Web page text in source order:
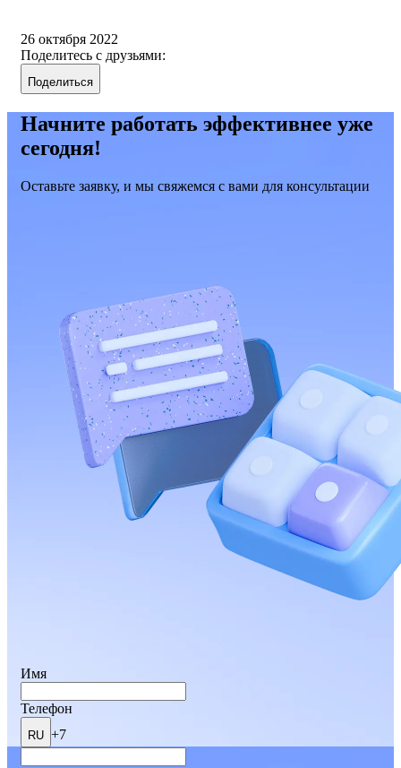
26 октября 2022
Поделитесь с друзьями:
Поделиться
Начните работать эффективнее уже
сегодня!
Оставьте заявку, и мы свяжемся с вами для консультации
Имя
Телефон
RU +7